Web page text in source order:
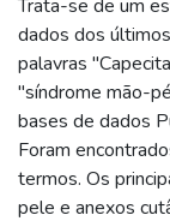
Trata-se de um
dados dos
palavras
"síndrome mão-
bases de dados
Foram
termos. Os
pele e anexos